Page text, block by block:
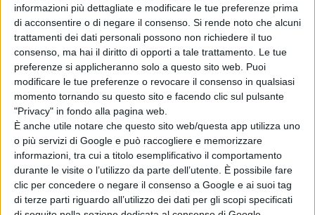
informazioni più dettagliate e modificare le tue preferenze prima
di acconsentire o di negare il consenso. Si rende noto che alcuni
trattamenti dei dati personali possono non richiedere il tuo
consenso, ma hai il diritto di opporti a tale trattamento. Le tue
preferenze si applicheranno solo a questo sito web. Puoi
modificare le tue preferenze o revocare il consenso in qualsiasi
momento tornando su questo sito e facendo clic sul pulsante
"Privacy" in fondo alla pagina web.
È anche utile notare che questo sito web/questa app utilizza uno
o più servizi di Google e può raccogliere e memorizzare
informazioni, tra cui a titolo esemplificativo il comportamento
durante le visite o l’utilizzo da parte dell’utente. È possibile fare
clic per concedere o negare il consenso a Google e ai suoi tag
di terze parti riguardo all’utilizzo dei dati per gli scopi specificati
ancora in testa
di La Redazione
L’Odissea supera
il miliardo e
diventa il più
grande successo
di Nolan
Spider-Man:
Brand New Day è
inarrestabile: 1,67
miliardi in soli 12
giorni
di Emanuela Giuliani